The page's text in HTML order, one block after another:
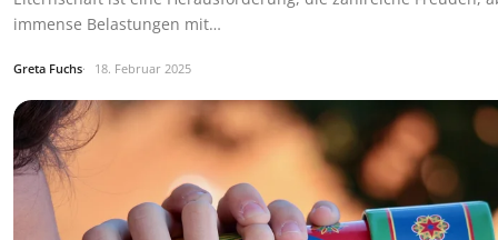
immense Belastungen mit…
Greta Fuchs 18. Februar 2025